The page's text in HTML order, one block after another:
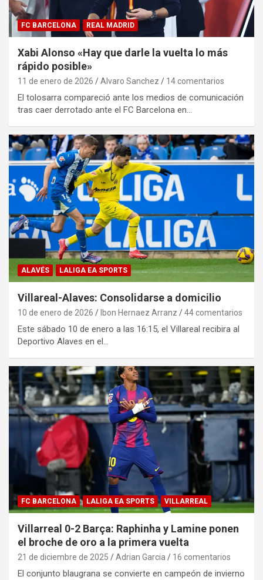
FC BARCELONA REAL MADRID
Xabi Alonso «Hay que darle la vuelta lo más
rápido posible»
11 de enero de 2026 Alvaro Sanchez 14 comentarios
El tolosarra compareció ante los medios de comunicación
tras caer derrotado ante el FC Barcelona en…
ALAVÉS LALIGA EA SPORTS
Villareal-Alaves: Consolidarse a domicilio
10 de enero de 2026 Ibon Hernaez Arranz 44 comentarios
Este sábado 10 de enero a las 16:15, el Villareal recibira al
Deportivo Alaves en el…
FC BARCELONA LALIGA EA SPORTS VILLARREAL
Villarreal 0-2 Barça: Raphinha y Lamine ponen
el broche de oro a la primera vuelta
21 de diciembre de 2025 Adrian Garcia 16 comentarios
El conjunto blaugrana se convierte en campeón de invierno